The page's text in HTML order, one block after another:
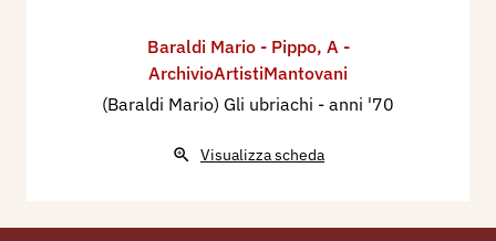
Baraldi Mario - Pippo, A -
ArchivioArtistiMantovani
(Baraldi Mario) Gli ubriachi - anni '70
Visualizza scheda